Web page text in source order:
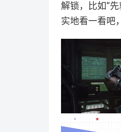
解锁，比如“
实地看一看吧